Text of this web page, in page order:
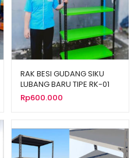
RAK BESI GUDANG SIKU
LUBANG BARU TIPE RK-01
Rp600.000